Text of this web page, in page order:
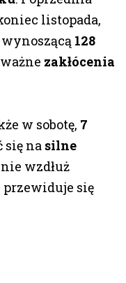
listopada,
128
zakłócenia
w sobotę, 7
się na silne
wzdłuż
przewiduje się